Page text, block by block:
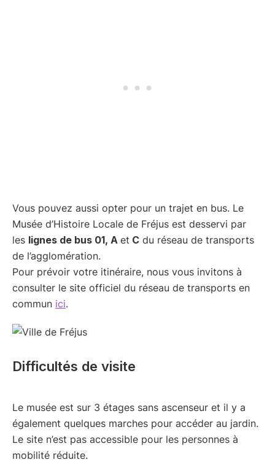
Vous pouvez aussi opter pour un trajet en bus. Le
Musée d’Histoire Locale de Fréjus est desservi par
les lignes de bus 01, A et C du réseau de transports
de l’agglomération.
Pour prévoir votre itinéraire, nous vous invitons à
consulter le site officiel du réseau de transports en
commun ici.
Difficultés de visite
Le musée est sur 3 étages sans ascenseur et il y a
également quelques marches pour accéder au jardin.
Le site n’est pas accessible pour les personnes à
mobilité réduite.